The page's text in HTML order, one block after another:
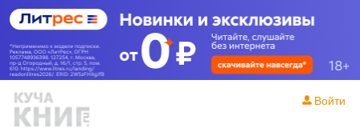
Войти